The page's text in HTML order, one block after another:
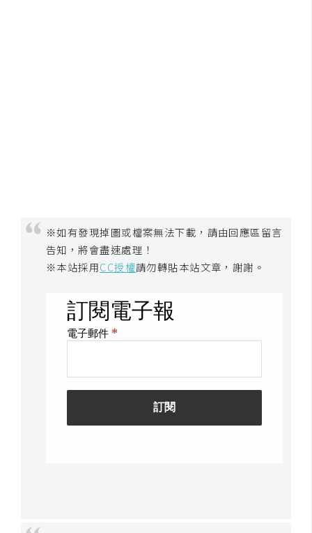
※如有發現掉圖或檔案無法下載，請由回應區留言
告知，將會盡速處理！
※本站採用CC授權請勿轉貼本站文章，謝謝。